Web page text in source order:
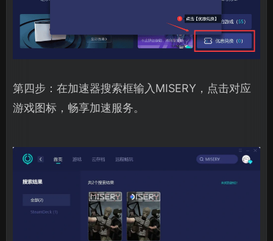
第四步：在加速器搜索框输入MISERY，点击对应
游戏图标，畅享加速服务。